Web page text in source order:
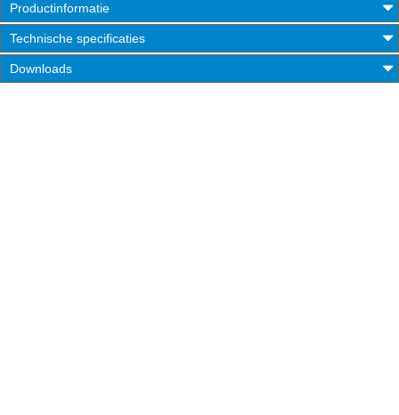
Productinformatie
Technische specificaties
Downloads